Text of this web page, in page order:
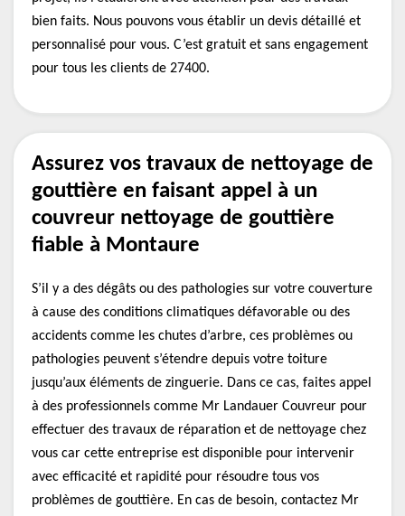
bien faits. Nous pouvons vous établir un devis détaillé et
personnalisé pour vous. C’est gratuit et sans engagement
pour tous les clients de 27400.
Assurez vos travaux de nettoyage de
gouttière en faisant appel à un
couvreur nettoyage de gouttière
fiable à Montaure
S’il y a des dégâts ou des pathologies sur votre couverture
à cause des conditions climatiques défavorable ou des
accidents comme les chutes d’arbre, ces problèmes ou
pathologies peuvent s’étendre depuis votre toiture
jusqu’aux éléments de zinguerie. Dans ce cas, faites appel
à des professionnels comme Mr Landauer Couvreur pour
effectuer des travaux de réparation et de nettoyage chez
vous car cette entreprise est disponible pour intervenir
avec efficacité et rapidité pour résoudre tous vos
problèmes de gouttière. En cas de besoin, contactez Mr